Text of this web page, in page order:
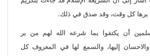
برها كل وقت، وقد صدق في ذلك.
أن يكتفوا بما شرعه الله لهم من بر
والاحسان إليها، والسمع لها في المعروف كل